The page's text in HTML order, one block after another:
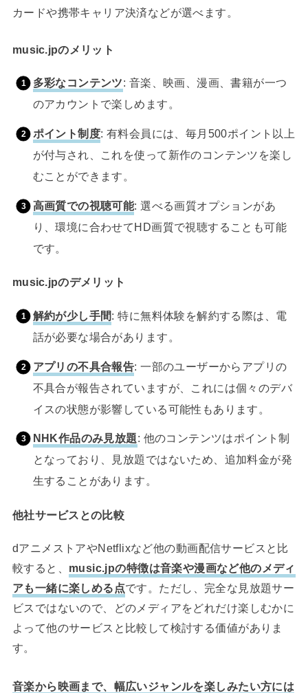
カードや携帯キャリア決済などが選べます。
music.jpのメリット
多彩なコンテンツ: 音楽、映画、漫画、書籍が一つ
のアカウントで楽しめます。
ポイント制度: 有料会員には、毎月500ポイント以上
が付与され、これを使って新作のコンテンツを楽し
むことができます。
高画質での視聴可能: 選べる画質オプションがあ
り、環境に合わせてHD画質で視聴することも可能
です。
music.jpのデメリット
解約が少し手間: 特に無料体験を解約する際は、電
話が必要な場合があります。
アプリの不具合報告: 一部のユーザーからアプリの
不具合が報告されていますが、これには個々のデバ
イスの状態が影響している可能性もあります。
NHK作品のみ見放題: 他のコンテンツはポイント制
となっており、見放題ではないため、追加料金が発
生することがあります。
他社サービスとの比較
dアニメストアやNetflixなど他の動画配信サービスと比
較すると、 music.jpの特徴は音楽や漫画など他のメディ
アも一緒に楽しめる点です。ただし、完全な見放題サー
ビスではないので、どのメディアをどれだけ楽しむかに
よって他のサービスと比較して検討する価値がありま
す。
音楽から映画まで、幅広いジャンルを楽しみたい方には